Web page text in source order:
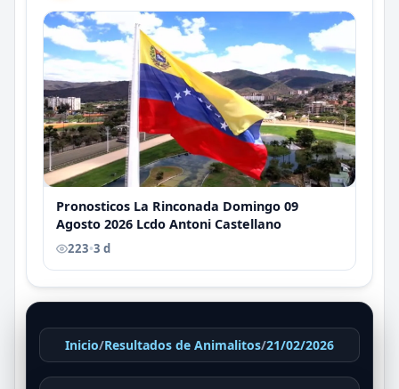
Pronosticos La Rinconada Domingo 09
Agosto 2026 Lcdo Antoni Castellano
223•3 d
Inicio/Resultados de Animalitos/21/02/2026